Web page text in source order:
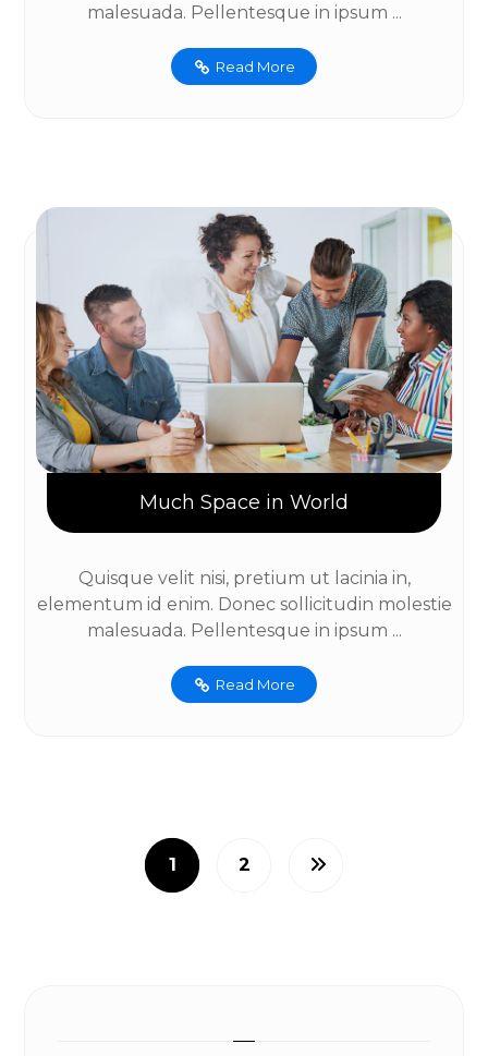
malesuada. Pellentesque in ipsum ...
Read More
Much Space in World
Quisque velit nisi, pretium ut lacinia in,
elementum id enim. Donec sollicitudin molestie
malesuada. Pellentesque in ipsum ...
Read More
1 2